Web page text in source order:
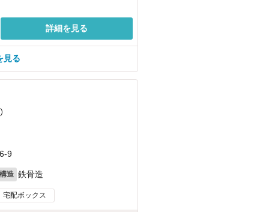
詳細を見る
見る
9
造 鉄骨造
宅配ボックス